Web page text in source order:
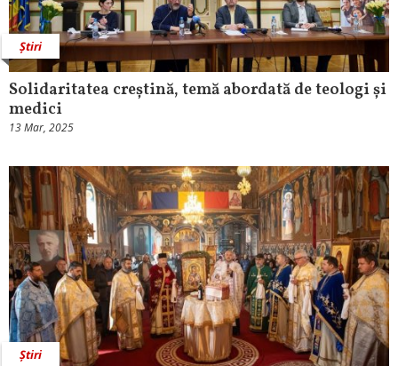
Știri
Solidaritatea creștină, temă abordată de teologi și
medici
13 Mar, 2025
Știri